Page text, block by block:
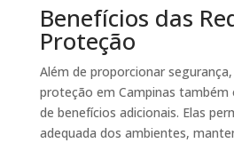
Benefícios das
Proteção
Além de proporcionar
proteção em Campinas também
de benefícios adicionais. Elas
adequada dos ambientes,